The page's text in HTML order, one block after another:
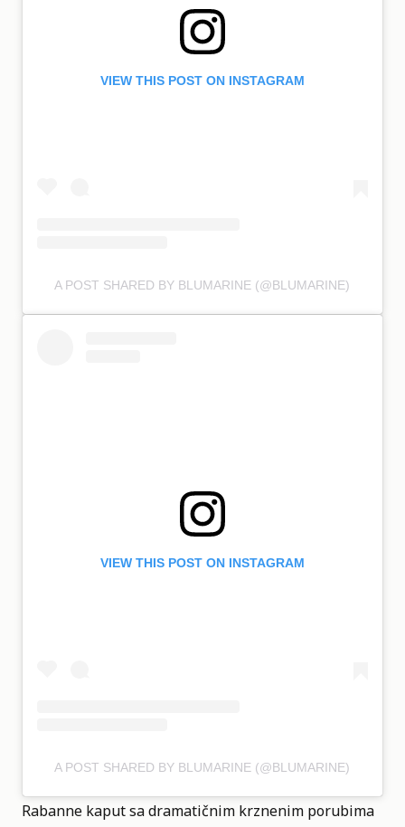
VIEW THIS POST ON INSTAGRAM
A POST SHARED BY BLUMARINE (@BLUMARINE)
VIEW THIS POST ON INSTAGRAM
A POST SHARED BY BLUMARINE (@BLUMARINE)
Rabanne kaput sa dramatičnim krznenim porubima